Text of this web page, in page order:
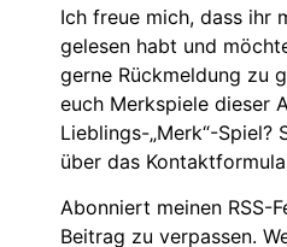
Ich freue mich, dass ihr
gelesen habt und
gerne Rückmeldung zu
euch Merkspiele dieser
Lieblings-„Merk“-Spiel?
über das
Abonniert meinen RSS-
Beitrag zu verpassen.